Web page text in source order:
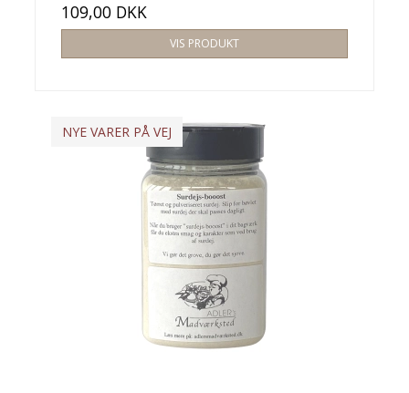
109,00 DKK
VIS PRODUKT
NYE VARER PÅ VEJ